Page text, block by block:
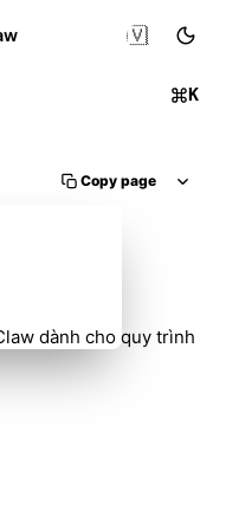
K
🇻🇳
Copy page
dành cho quy trình